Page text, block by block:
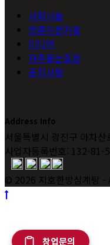
사회나눔
언론이본지호
미디어
자주묻는질문
공지사항
Address Info
서울특별시 광진구 아차
사업자등록번호: 132-
© 2026 지호한방삼계탕
창업문의